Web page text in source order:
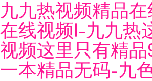
九九热视频精品
在线视频I-九九热
视频这里只有精
一本精品无码-九